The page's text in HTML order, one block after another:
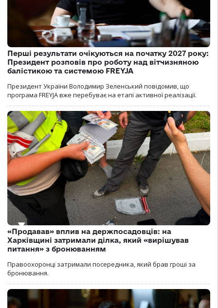
Перші результати очікуються на початку 2027 року:
Президент розповів про роботу над вітчизняною
балістикою та системою FREYJA
Президент України Володимир Зеленський повідомив, що
програма FREYJA вже перебуває на етапі активної реалізації.
«Продавав» вплив на держпосадовців: на
Харківщині затримали ділка, який «вирішував
питання» з бронюванням
Правоохоронці затримали посередника, який брав гроші за
бронювання.